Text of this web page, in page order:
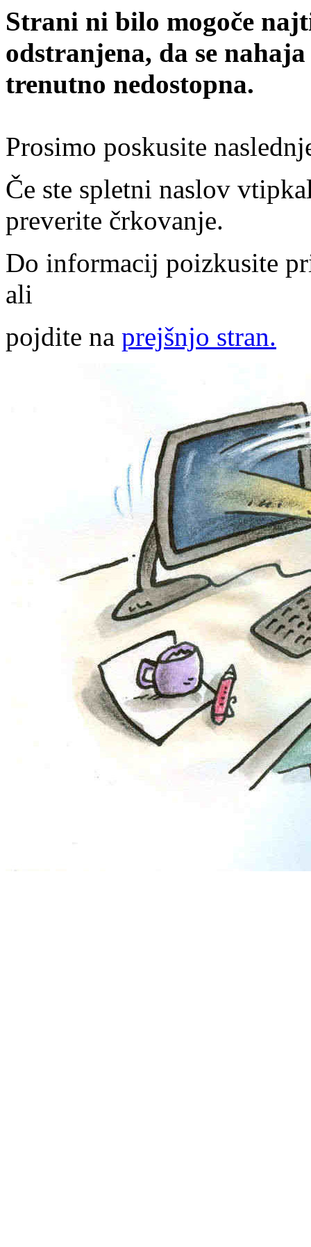
Strani ni bilo mogoče
odstranjena, da se
trenutno nedostopna.
Prosimo poskusite
Če ste spletni naslov
preverite črkovanje.
Do informacij poizkusite
ali
pojdite na prejšnjo stran.